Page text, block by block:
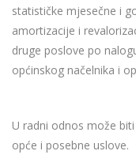
statističke mjesečne i
amortizacije i
druge poslove po
općinskog načelnika i
U radni odnos može
opće i posebne uslove.